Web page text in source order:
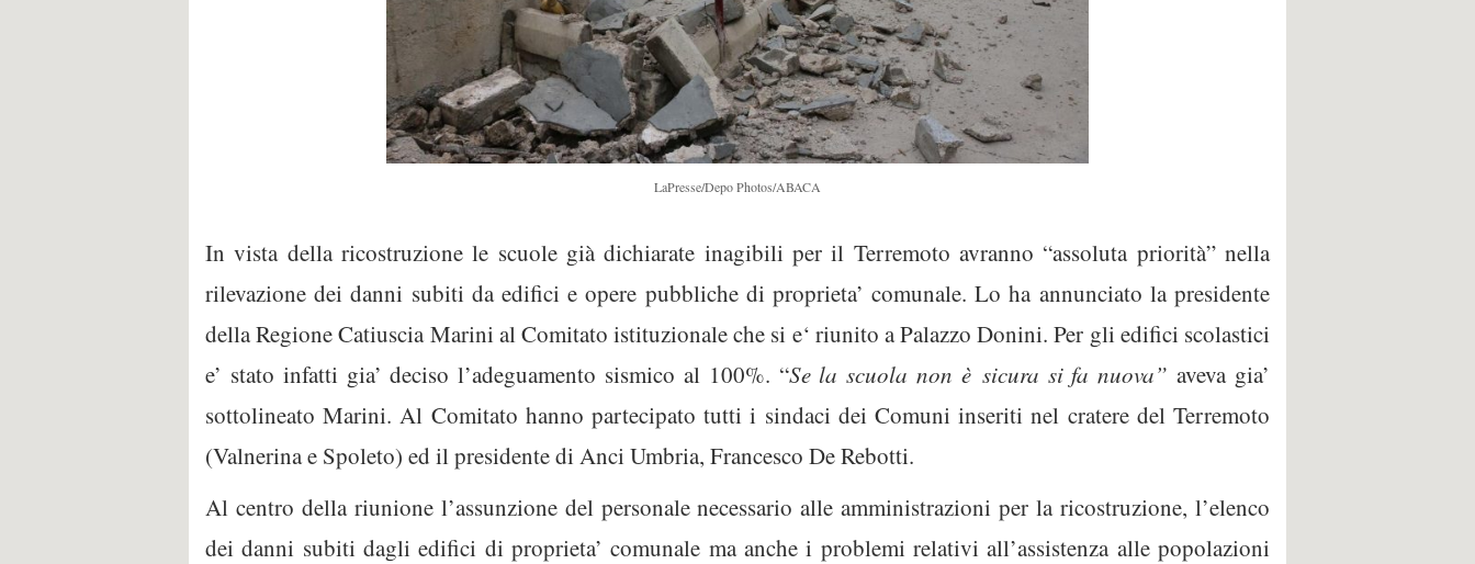
LaPresse/Depo Photos/ABACA
In vista della ricostruzione le scuole già dichiarate inagibili per il Terremoto avranno “assoluta priorità” nella
rilevazione dei danni subiti da edifici e opere pubbliche di proprieta’ comunale. Lo ha annunciato la presidente
della Regione Catiuscia Marini al Comitato istituzionale che si e‘ riunito a Palazzo Donini. Per gli edifici scolastici
e’ stato infatti gia’ deciso l’adeguamento sismico al 100%. “Se la scuola non è sicura si fa nuova” aveva gia’
sottolineato Marini. Al Comitato hanno partecipato tutti i sindaci dei Comuni inseriti nel cratere del Terremoto
(Valnerina e Spoleto) ed il presidente di Anci Umbria, Francesco De Rebotti.
Al centro della riunione l’assunzione del personale necessario alle amministrazioni per la ricostruzione, l’elenco
dei danni subiti dagli edifici di proprieta’ comunale ma anche i problemi relativi all’assistenza alle popolazioni